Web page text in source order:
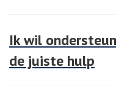
Ik wil
de juiste hulp